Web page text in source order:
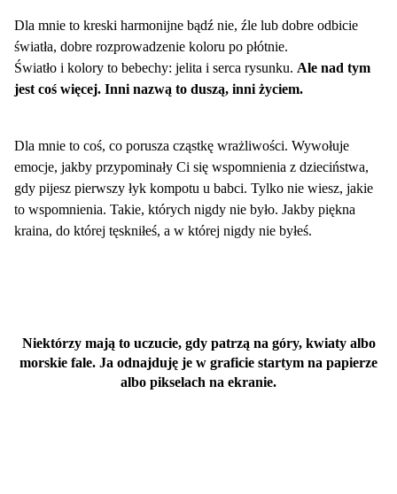
Dla mnie to kreski harmonijne bądź nie, źle lub dobre odbicie
światła, dobre rozprowadzenie koloru po płótnie.
Światło i kolory to bebechy: jelita i serca rysunku. Ale nad tym
jest coś więcej. Inni nazwą to duszą, inni życiem.
Dla mnie to coś, co porusza cząstkę wrażliwości. Wywołuje
emocje, jakby przypominały Ci się wspomnienia z dzieciństwa,
gdy pijesz pierwszy łyk kompotu u babci. Tylko nie wiesz, jakie
to wspomnienia. Takie, których nigdy nie było. Jakby piękna
kraina, do której tęskniłeś, a w której nigdy nie byłeś.
Niektórzy mają to uczucie, gdy patrzą na góry, kwiaty albo
morskie fale. Ja odnajduję je w graficie startym na papierze
albo pikselach na ekranie.